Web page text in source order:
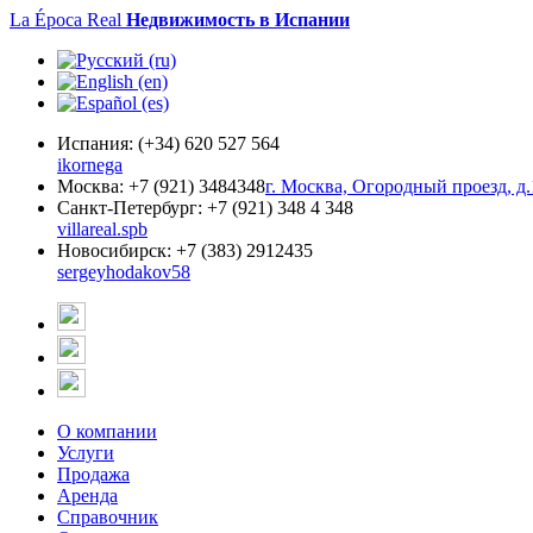
La Época Real Недвижимость в Испании
Испания: (+34) 620 527 564
ikornega
Москва: +7 (921) 3484348г. Москва, Огородный проезд,
Санкт-Петербург: +7 (921) 348 4 348
villareal.spb
Новосибирск: +7 (383) 2912435
sergeyhodakov58
О компании
Услуги
Продажа
Аренда
Справочник